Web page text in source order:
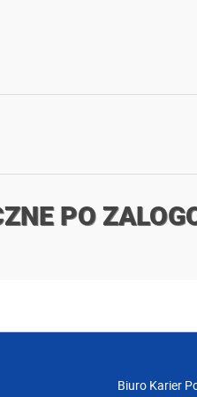
PO
Biuro Karier